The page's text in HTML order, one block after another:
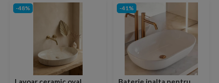
-48% -41%